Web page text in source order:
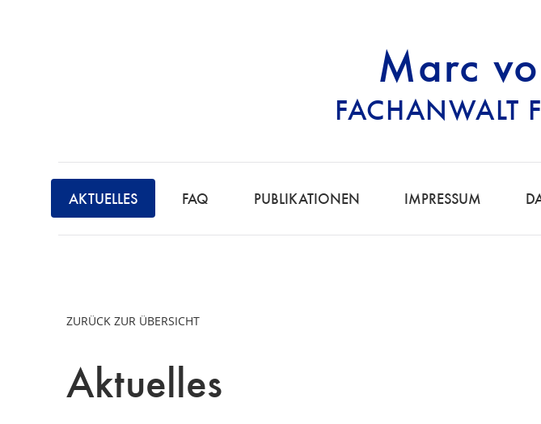
Marc
FACHANWALT
STRAFRECHT |
F
C
H
Ü
AKTUELLES FAQ PUBLIKATIONEN IMPRESSUM
ZURÜCK ZUR ÜBERSICHT
Aktuelles